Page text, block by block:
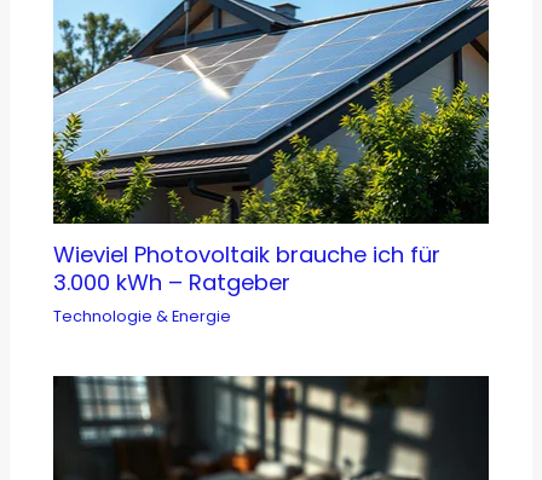
Wieviel Photovoltaik brauche ich für
3.000 kWh – Ratgeber
Technologie & Energie